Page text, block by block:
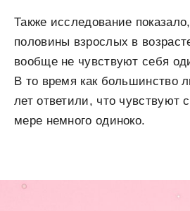
Также исследование
половины взрослых в
вообще не чувствуют себя
В то время как большинство
лет ответили, что чувствуют
мере немного одиноко.